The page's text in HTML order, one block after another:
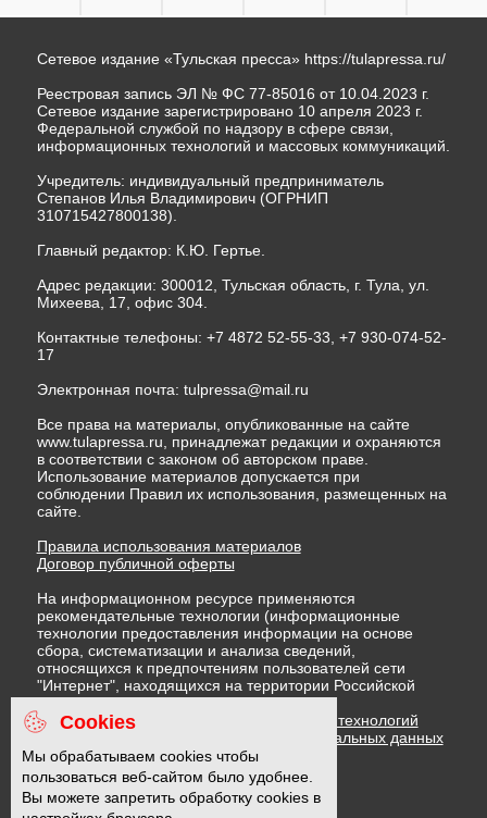
Сетевое издание «Тульская пресса» https://tulapressa.ru/
Реестровая запись ЭЛ № ФС 77-85016 от 10.04.2023 г.
Сетевое издание зарегистрировано 10 апреля 2023 г.
Федеральной службой по надзору в сфере связи,
информационных технологий и массовых коммуникаций.
Учредитель: индивидуальный предприниматель
Степанов Илья Владимирович (ОГРНИП
310715427800138).
Главный редактор: К.Ю. Гертье.
Адрес редакции: 300012, Тульская область, г. Тула, ул.
Михеева, 17, офис 304.
Контактные телефоны: +7 4872 52-55-33, +7 930-074-52-
17
Электронная почта: tulpressa@mail.ru
Все права на материалы, опубликованные на сайте
www.tulapressa.ru, принадлежат редакции и охраняются
в соответствии с законом об авторском праве.
Использование материалов допускается при
соблюдении Правил их использования, размещенных на
сайте.
Правила использования материалов
Договор публичной оферты
На информационном ресурсе применяются
рекомендательные технологии (информационные
технологии предоставления информации на основе
сбора, систематизации и анализа сведений,
относящихся к предпочтениям пользователей сети
"Интернет", находящихся на территории Российской
Федерации)
Правила применения рекомендательных технологий
Политика в отношении обработки персональных данных
Политика обработки файлов cookie
Cookies
Мы обрабатываем cookies чтобы
пользоваться веб-сайтом было удобнее.
Вы можете запретить обработку cookies в